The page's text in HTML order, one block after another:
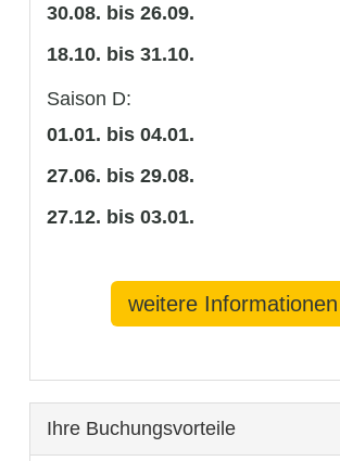
30.08. bis 26.09.
18.10. bis 31.10.
Saison D:
01.01. bis 04.01.
27.06. bis 29.08.
27.12. bis 03.01.
weitere Informationen
Ihre Buchungsvorteile